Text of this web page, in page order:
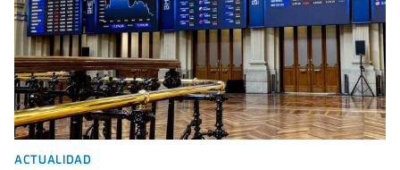
ACTUALIDAD